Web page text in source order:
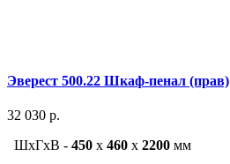
Эверест 500.22 Шкаф-пенал (прав)
32 030 р.
ШxГxВ - 450 x 460 x 2200 мм